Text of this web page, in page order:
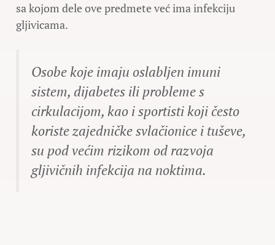
sa kojom dele ove predmete već ima infekciju
gljivicama.
Osobe koje imaju oslabljen imuni
sistem, dijabetes ili probleme s
cirkulacijom, kao i sportisti koji često
koriste zajedničke svlačionice i tuševe,
su pod većim rizikom od razvoja
gljivičnih infekcija na noktima.